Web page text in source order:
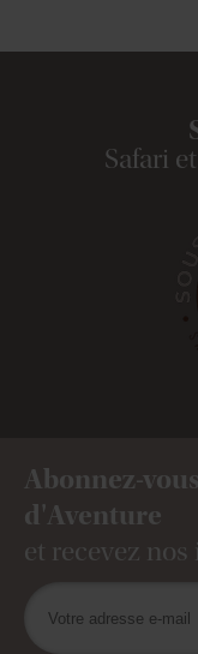
Safari
Abonnez-
d'Aventure
et recevez nos